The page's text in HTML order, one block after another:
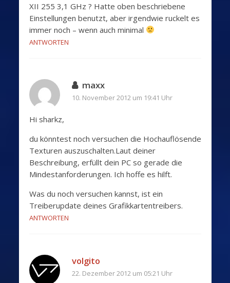
XII 255 3,1 GHz ? Hatte oben beschriebene
Einstellungen benutzt, aber irgendwie ruckelt es
immer noch – wenn auch minimal
ANTWORTEN
maxx
10. November 2012 um 19:41 Uhr
Hi sharkz,
du könntest noch versuchen die Hochauflösende
Texturen auszuschalten.Laut deiner
Beschreibung, erfüllt dein PC so gerade die
Mindestanforderungen. Ich hoffe es hilft.
Was du noch versuchen kannst, ist ein
Treiberupdate deines Grafikkartentreibers.
ANTWORTEN
volgito
22. Dezember 2012 um 05:21 Uhr